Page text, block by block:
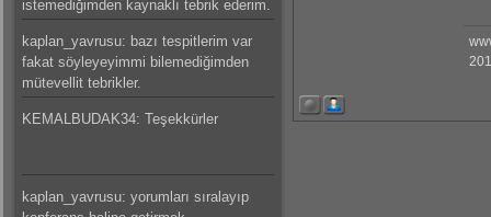
istemediğimden kaynaklı tebrik ederim.
kaplan_yavrusu: bazı tespitlerim var
fakat söyleyeyimmi bilemediğimden
mütevellit tebrikler.
KEMALBUDAK34: Teşekkürler
kaplan_yavrusu: yorumları sıralayıp